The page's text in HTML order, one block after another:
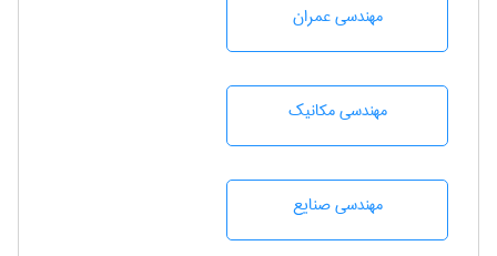
مهندسی عمران
مهندسی مکانیک
مهندسی صنايع